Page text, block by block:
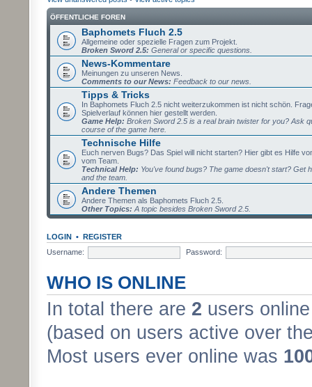
ÖFFENTLICHE FOREN
Baphomets Fluch 2.5
Allgemeine oder spezielle Fragen zum Projekt.
Broken Sword 2.5: General or specific questions.
News-Kommentare
Meinungen zu unseren News.
Comments to our News: Feedback to our news.
Tipps & Tricks
In Baphomets Fluch 2.5 nicht weiterzukommen ist nicht schön.
Spielverlauf können hier gestellt werden.
Game Help: Broken Sword 2.5 is a real brain twister for you? Ask
course of the game here.
Technische Hilfe
Euch nerven Bugs? Das Spiel will nicht starten? Hier gibt es Hilfe
vom Team.
Technical Help: You've found bugs? The game doesn't start? Get
and the team.
Andere Themen
Andere Themen als Baphomets Fluch 2.5.
Other Topics: A topic besides Broken Sword 2.5.
LOGIN • REGISTER
Username:
Password:
WHO IS ONLINE
In total there are 2 users
(based on users active over
Most users ever online was